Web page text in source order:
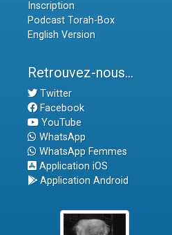
Inscription
Podcast Torah-Box
English Version
Retrouvez-nous...
Twitter
Facebook
YouTube
WhatsApp
WhatsApp Femmes
Application iOS
Application Android